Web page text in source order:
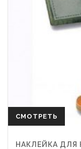
СМОТРЕТЬ
НАКЛЕЙКА ДЛЯ